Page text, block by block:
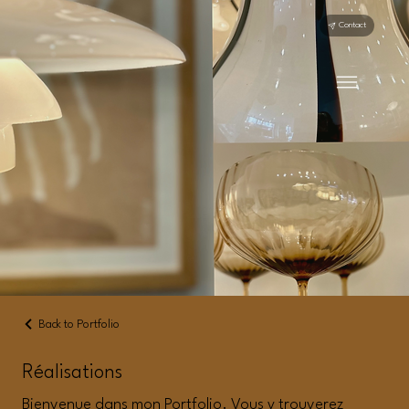
Contact
Back to Portfolio
Réalisations
Bienvenue dans mon Portfolio. Vous y trouverez